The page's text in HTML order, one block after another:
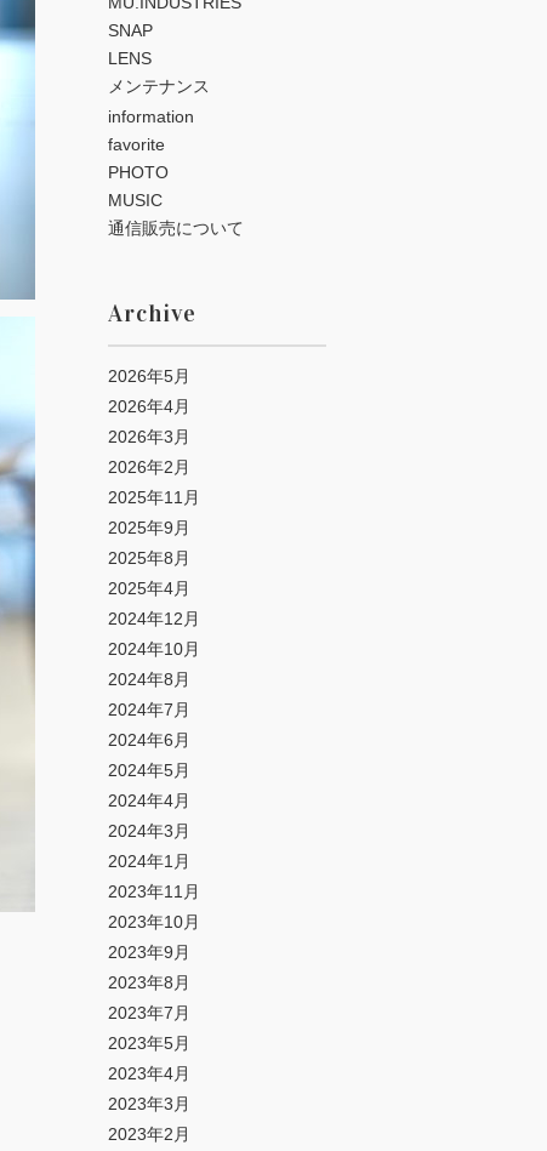
SNAP
LENS
メンテナンス
information
favorite
PHOTO
MUSIC
通信販売について
Archive
2026年5月
2026年4月
2026年3月
2026年2月
2025年11月
2025年9月
2025年8月
2025年4月
2024年12月
2024年10月
2024年8月
2024年7月
2024年6月
2024年5月
2024年4月
2024年3月
2024年1月
2023年11月
2023年10月
2023年9月
2023年8月
2023年7月
2023年5月
2023年4月
2023年3月
2023年2月